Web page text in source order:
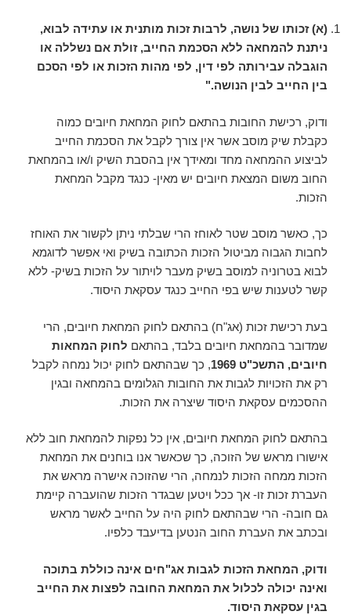
(א)זכותו של נושה, לרבות זכות מותנית או עתידה לבוא,
ניתנת להמחאה ללא הסכמת החייב, זולת אם נשללה או
הוגבלה עבירותה לפי דין, לפי מהות הזכות או לפי הסכם
בין החייב לבין הנושה."
ודוק, רכישת החובות בהתאם לחוק המחאת חיובים כמוה
כקבלת שיק מוסב אשר אין צורך לקבל את הסכמת החייב
לביצוע ההמחאה מחד ומאידך אין בהסבת השיק ו/או בהמחאת
החוב משום המצאת חיובים יש מאין- כנגד מקבל המחאת
הזכות.
כך, כאשר מוסב שטר לאוחז הרי שבלתי ניתן לקשור את האוחז
לחבות הגבוה מביטול הזכות הכתובה בשיק ואי אפשר לדוגמא
לבוא בטרוניה למוסב בשיק מעבר לויתור על הזכות בשיק- ללא
קשר לטענות שיש בפי החייב כנגד עסקאת היסוד.
בעת רכישת זכות (אג"ח) בהתאם לחוק המחאת חיובים, הרי
שמדובר בהמחאת חיובים בלבד, בהתאם לחוק המחאות
חיובים, התשכ"ט 1969
, כך שבהתאם לחוק יכול נמחה לקבל
רק את הזכויות לגבות את החובות הגלומים בהמחאה ובגין
ההסכמים עסקאת היסוד שיצרה את הזכות.
בהתאם לחוק המחאת חיובים, אין כל נפקות להמחאת חוב ללא
אישורו מראש של הזוכה, כך שכאשר אנו בוחנים את המחאת
הזכות ממחה הזכות לנמחה, הרי שהזוכה אישרה מראש את
העברת זכות זו- אך ככל ויטען שבגדר הזכות שהועברה קיימת
גם חובה- הרי שבהתאם לחוק היה על החייב לאשר מראש
ובכתב את העברת החוב הנטען בדיעבד כלפיו.
ודוק, המחאת הזכות לגבות אג"חים אינה כוללת בתוכה
ואינה יכולה לכלול את המחאת החובה לפצות את החייב
בגין עסקאת היסוד.